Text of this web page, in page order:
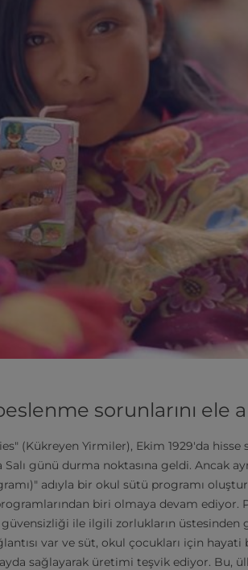
sorunlarını ele
(Kükreyen Yirmiler), Ekim 1929'da
günü durma noktasına geldi. Ancak
adıyla bir okul sütü programı
biri olmaya devam ediyor.
güvensizliği ile ilgili zorlukların
var ve süt, okul çocukları için hayati
sağlayarak üretimi teşvik ediyor. Bu,